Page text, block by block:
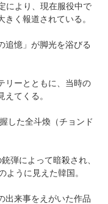
により、現在服役中で
く報道されている。
追憶」が脚光を浴びる
リーとともに、当時の
てくる。
した全斗煥（チョンド
弾によって暗殺され、
ように見えた韓国。
出来事をえがいた作品